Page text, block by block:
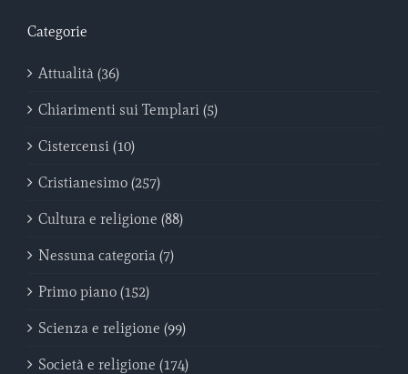
Categorie
Attualità (36)
Chiarimenti sui Templari (5)
Cistercensi (10)
Cristianesimo (257)
Cultura e religione (88)
Nessuna categoria (7)
Primo piano (152)
Scienza e religione (99)
Società e religione (174)